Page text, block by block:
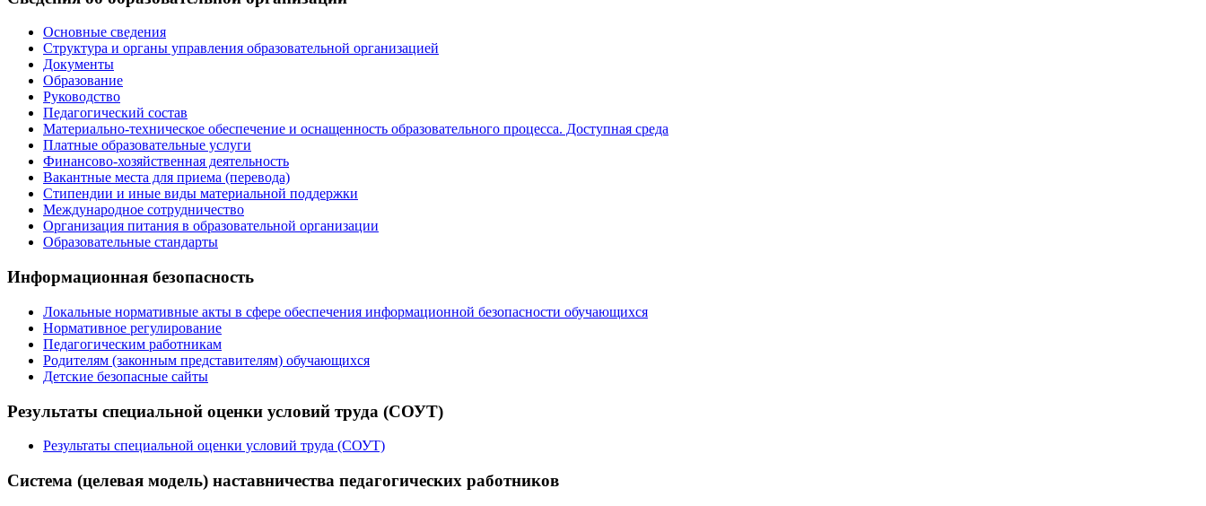
Основные сведения
Структура и органы управления образовательной организацией
Документы
Образование
Руководство
Педагогический состав
Материально-техническое обеспечение и оснащенность образовательного процесса. Доступная среда
Платные образовательные услуги
Финансово-хозяйственная деятельность
Вакантные места для приема (перевода)
Стипендии и иные виды материальной поддержки
Международное сотрудничество
Организация питания в образовательной организации
Образовательные стандарты
Информационная безопасность
Локальные нормативные акты в сфере обеспечения информационной безопасности обучающихся
Нормативное регулирование
Педагогическим работникам
Родителям (законным представителям) обучающихся
Детские безопасные сайты
Результаты специальной оценки условий труда (СОУТ)
Результаты специальной оценки условий труда (СОУТ)
Система (целевая модель) наставничества педагогических работников